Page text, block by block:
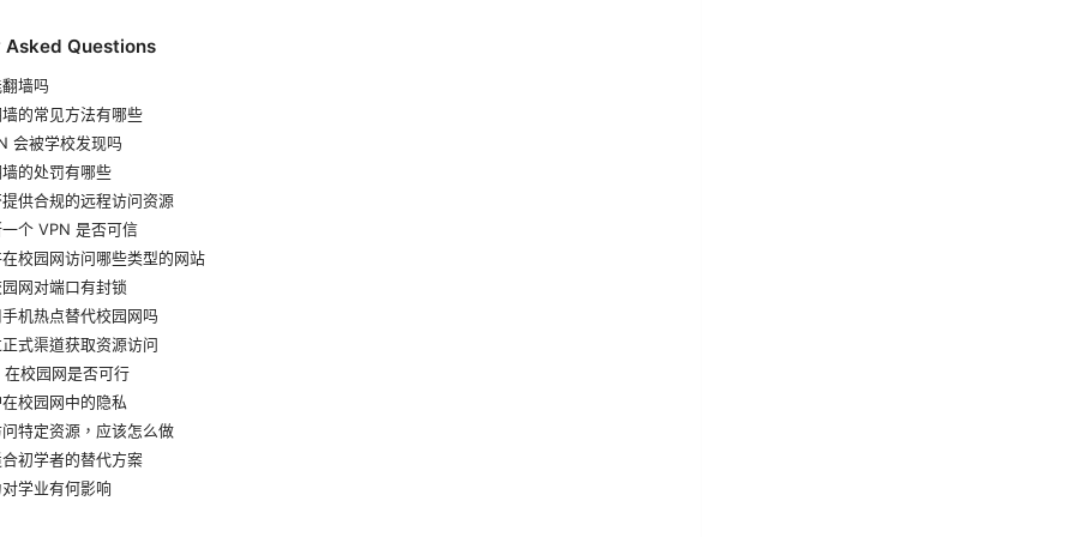
Questions
墙吗
的常见方法有哪些
会被学校发现吗
的处罚有哪些
供合规的远程访问资源
个 VPN 是否可信
校园网访问哪些类型的网站
网对端口有封锁
机热点替代校园网吗
式渠道获取资源访问
校园网是否可行
校园网中的隐私
特定资源，应该怎么做
初学者的替代方案
学业有何影响